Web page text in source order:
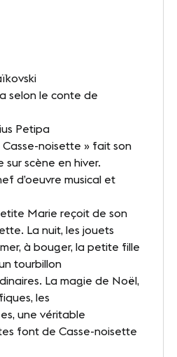
et Labels
RSE
selon le conte de
Petipa
noisette » fait son
scène en hiver.
d’oeuvre musical et
Marie reçoit de son
La nuit, les jouets
à bouger, la petite fille
tourbillon
La magie de Noël,
les
une véritable
font de Casse-noisette